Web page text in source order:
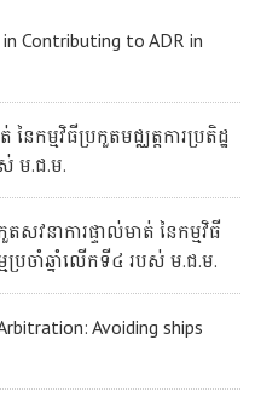
Contributing to ADR in
ៃកម្មវិធីប្រកួតមជ្ឈត្តការប្រតិដ្ឋ
ស់ ម.ជ.ម.
សវនាការផ្ទាល់មាត់ នៃកម្មវិធី
មប្រចាំឆ្នាំលើកទី៤ របស់ ម.ជ.ម.
Avoiding ships